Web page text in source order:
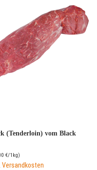
(Tenderloin) vom Black
€/1kg)
Versandkosten